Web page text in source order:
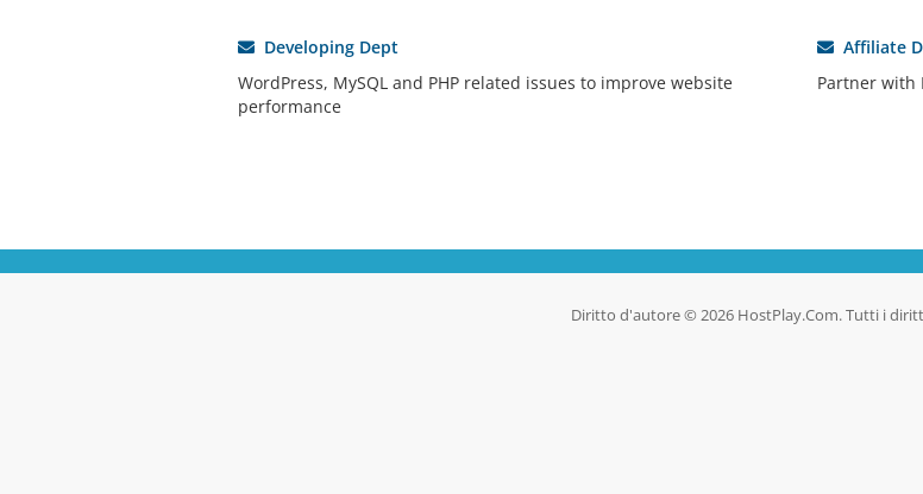
Developing Dept
WordPress, MySQL and PHP related issues to improve website
performance
Affiliate
Partner with
Diritto d'autore © 2026 HostPlay.Com. Tutti i